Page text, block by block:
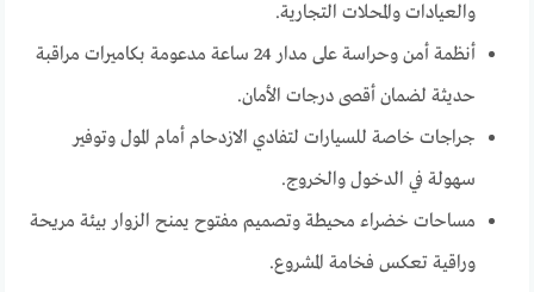
والعيادات والمحلات التجارية.
أنظمة أمن وحراسة على مدار 24 ساعة مدعومة بكاميرات مراقبة
حديثة لضمان أقصى درجات الأمان.
جراجات خاصة للسيارات لتفادي الازدحام أمام المول وتوفير
سهولة في الدخول والخروج.
مساحات خضراء محيطة وتصميم مفتوح يمنح الزوار بيئة مريحة
وراقية تعكس فخامة المشروع.